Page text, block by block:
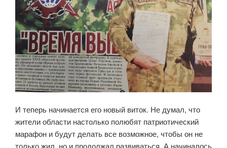
И теперь начинается его новый виток. Не думал, что
жители области настолько полюбят патриотический
марафон и будут делать все возможное, чтобы он не
только жил, но и продолжал развиваться. А начиналось